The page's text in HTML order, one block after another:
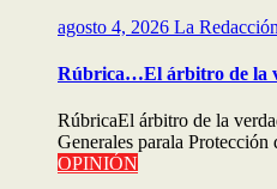
agosto 4, 2026 La Redacción
Rúbrica…El árbitro de la
RúbricaEl árbitro de la
Generales parala
OPINIÓN